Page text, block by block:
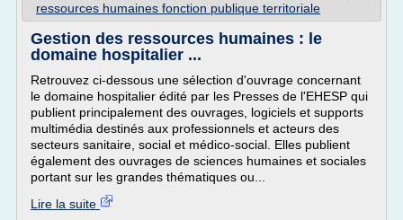
ressources humaines fonction publique territoriale
Gestion des ressources humaines : le
domaine hospitalier ...
Retrouvez ci-dessous une sélection d'ouvrage concernant
le domaine hospitalier édité par les Presses de l'EHESP qui
publient principalement des ouvrages, logiciels et supports
multimédia destinés aux professionnels et acteurs des
secteurs sanitaire, social et médico-social. Elles publient
également des ouvrages de sciences humaines et sociales
portant sur les grandes thématiques ou...
Lire la suite